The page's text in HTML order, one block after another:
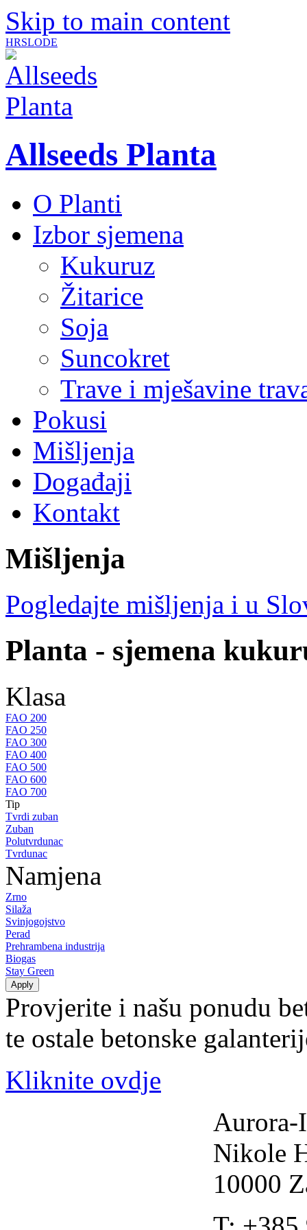
Skip to main content
HRSLODE
Allseeds Planta
O Planti
Izbor sjemena
Kukuruz
Žitarice
Soja
Suncokret
Trave i mješavine
Pokusi
Mišljenja
Događaji
Kontakt
Mišljenja
Pogledajte mišljenja i u
Planta - sjemena
Klasa
FAO 200
FAO 250
FAO 300
FAO 400
FAO 500
FAO 600
FAO 700
Tip
Tvrdi zuban
Zuban
Polutvrdunac
Tvrdunac
Namjena
Zrno
Silaža
Svinjogojstvo
Perad
Prehrambena industrija
Biogas
Stay Green
Provjerite i našu ponudu
te ostale betonske
Kliknite ovdje
Aurora-
Nikole
10000